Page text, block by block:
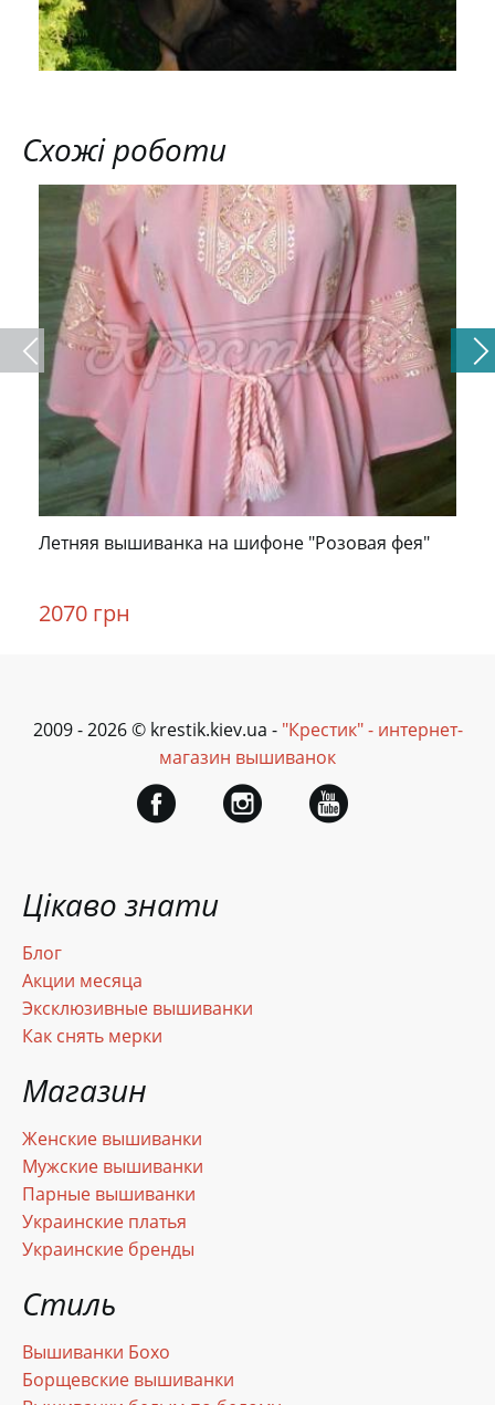
Схожі роботи
Летняя вышиванка на шифоне "Розовая фея"
2070 грн
Цікаво знати
Блог
Акции месяца
Эксклюзивные вышиванки
Как снять мерки
Магазин
Женские вышиванки
Мужские вышиванки
Парные вышиванки
Украинские платья
Украинские бренды
Стиль
Вышиванки Бохо
Борщевские вышиванки
2009 - 2026 © krestik.kiev.ua - "Крестик" - интернет-
магазин вышиванок